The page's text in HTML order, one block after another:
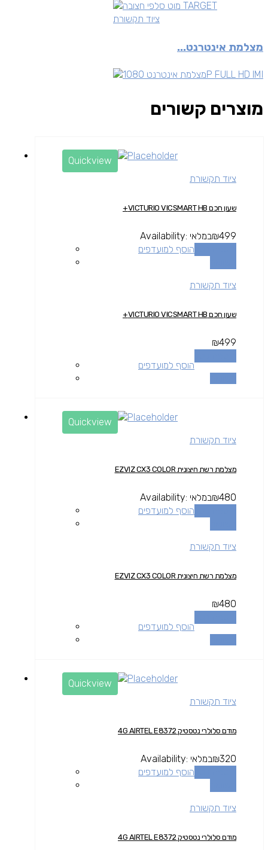
ציוד תקשורת
מצלמת אינטרנט...
מוצרים קשורים
Quickview
ציוד תקשורת
שעון חכם VICTURIO VICSMART HB+
₪499
Availability: במלאי
הוסף למועדפים
ציוד תקשורת
שעון חכם VICTURIO VICSMART HB+
₪499
הוסף למועדפים
Quickview
ציוד תקשורת
מצלמת רשת חיצונית EZVIZ CX3 COLOR
₪480
Availability: במלאי
הוסף למועדפים
ציוד תקשורת
מצלמת רשת חיצונית EZVIZ CX3 COLOR
₪480
הוסף למועדפים
Quickview
ציוד תקשורת
מודם סלולרי נטסטיק 4G AIRTEL E8372
₪320
Availability: במלאי
הוסף למועדפים
ציוד תקשורת
מודם סלולרי נטסטיק 4G AIRTEL E8372